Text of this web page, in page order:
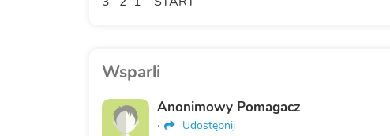
Wsparli
Anonimowy Pomagacz
· Udostępnij